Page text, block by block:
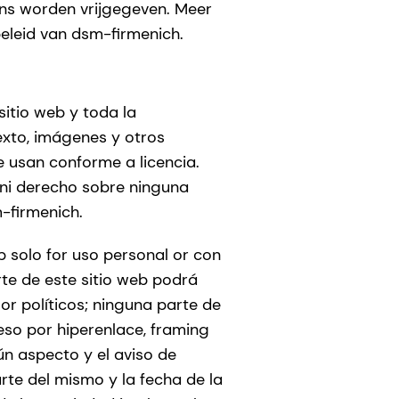
worden vrijgegeven. Meer
van dsm-firmenich.
web y toda la
imágenes y otros
conforme a licencia.
derecho sobre ninguna
firmenich.
solo for uso personal or con
de este sitio web podrá
políticos; ninguna parte de
por hiperenlace, framing
aspecto y el aviso de
del mismo y la fecha de la